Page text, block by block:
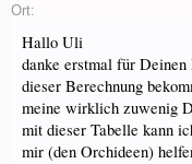
Ort:
Hallo Uli
danke erstmal für
dieser Berechnung
meine wirklich zuwenig
mit dieser Tabelle kann
mir (den Orchideen)